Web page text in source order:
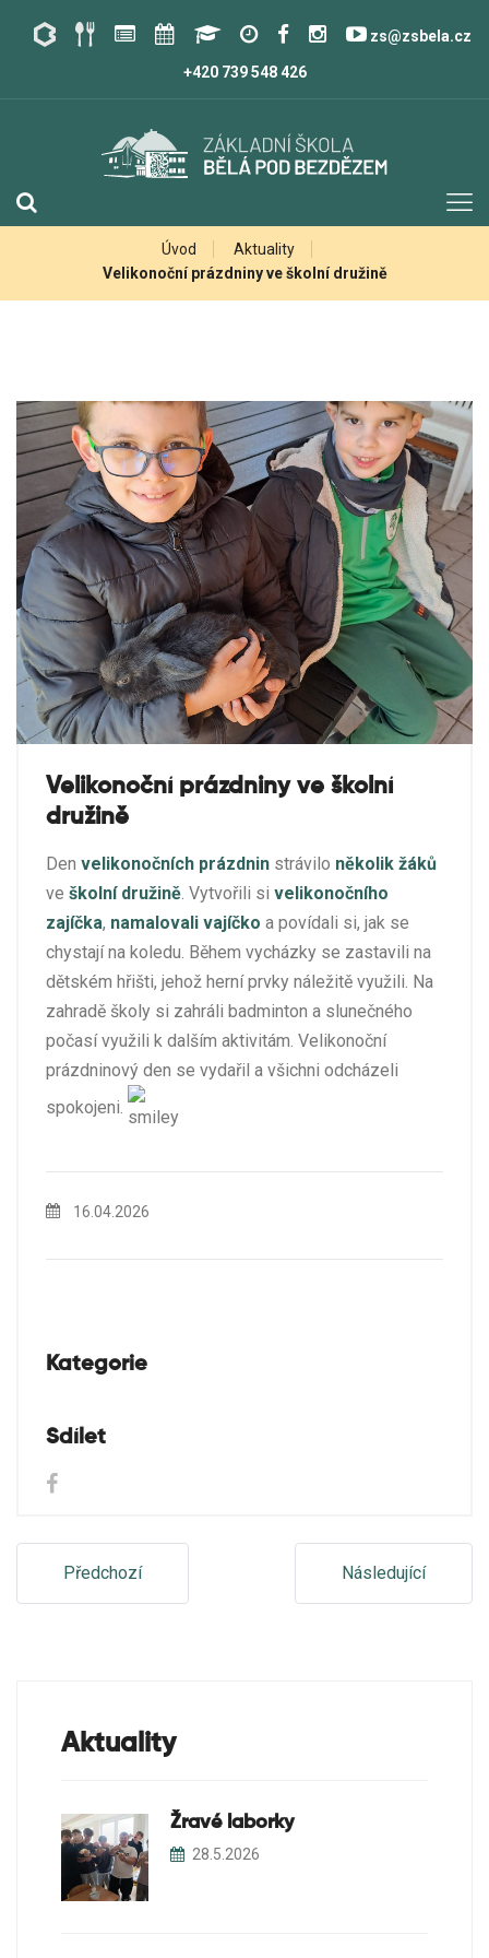
zs@zsbela.cz
+420 739 548 426
Úvod
Aktuality
Velikonoční prázdniny ve školní družině
Aktuality
Žravé laborky
28.5.2026
Velikonoční prázdniny ve školní
družině
Den velikonočních prázdnin strávilo několik žáků
ve školní družině . Vytvořili si velikonočního
zajíčka, namalovali vajíčko a povídali si, jak se
chystají na koledu. Během vycházky se zastavili na
dětském hřišti, jehož herní prvky náležitě využili. Na
zahradě školy si zahráli badminton a slunečného
počasí využili k dalším aktivitám. Velikonoční
prázdninový den se vydařil a všichni odcházeli
spokojeni.
16.04.2026
Kategorie
Sdílet
Předchozí Následující